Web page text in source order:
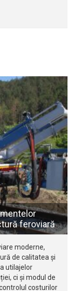
feroviară
moderne,
de calitatea și
utilajelor
ci și modul de
costurilor